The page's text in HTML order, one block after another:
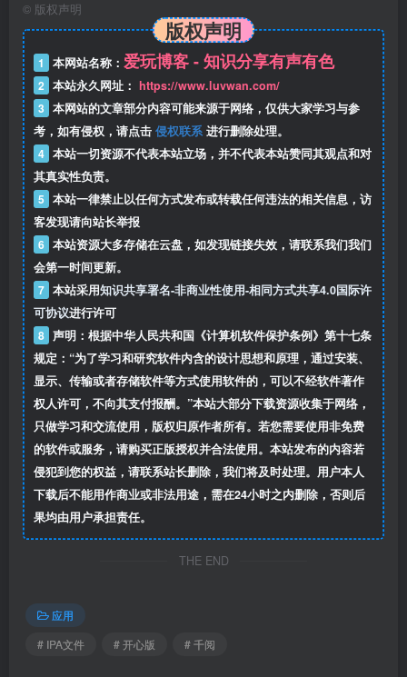
© 版权声明
版权声明
1 本网站名称： 爱玩博客 - 知识分享有声有色
2 本站永久网址： https://www.luvwan.com/
3 本网站的文章部分内容可能来源于网络，仅供大家学习与参
考，如有侵权，请点击 侵权联系 进行删除处理。
4 本站一切资源不代表本站立场，并不代表本站赞同其观点和对
其真实性负责。
5 本站一律禁止以任何方式发布或转载任何违法的相关信息，访
客发现请向站长举报
6 本站资源大多存储在云盘，如发现链接失效，请联系我们我们
会第一时间更新。
7 本站采用知识共享署名-非商业性使用-相同方式共享4.0国际许
可协议进行许可
8 声明：根据中华人民共和国《计算机软件保护条例》第十七条
规定：“为了学习和研究软件内含的设计思想和原理，通过安装、
显示、传输或者存储软件等方式使用软件的，可以不经软件著作
权人许可，不向其支付报酬。”本站大部分下载资源收集于网络，
只做学习和交流使用，版权归原作者所有。若您需要使用非免费
的软件或服务，请购买正版授权并合法使用。本站发布的内容若
侵犯到您的权益，请联系站长删除，我们将及时处理。用户本人
下载后不能用作商业或非法用途，需在24小时之内删除，否则后
果均由用户承担责任。
THE END
应用
# IPA文件
# 开心版 # 千阅